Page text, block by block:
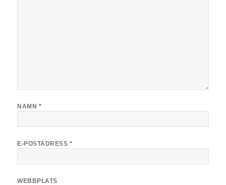
NAMN *
E-POSTADRESS *
WEBBPLATS